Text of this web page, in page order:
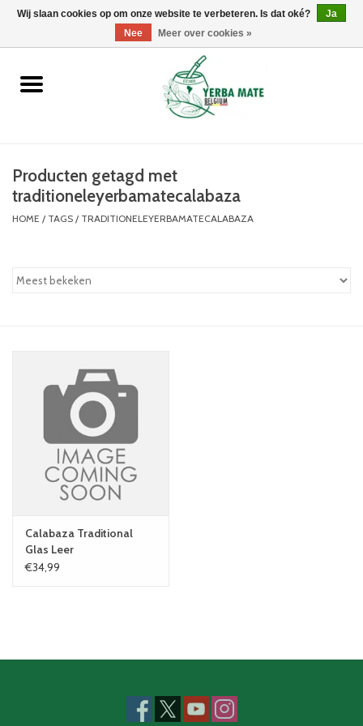
0 Artikelen - €0,00
Home
Producten
Info
Producten getagd met
traditioneleyerbamatecalabaza
HOME / TAGS / TRADITIONELEYERBAMATECALABAZA
Calabaza Traditional
Glas Leer
€34,99
Wij slaan cookies op om onze website te verbeteren. Is dat oké?
Ja
Nee
Meer over cookies »